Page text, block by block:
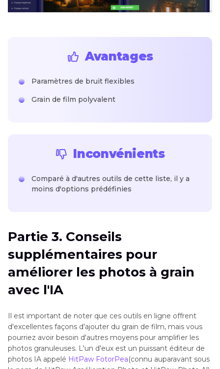
Avantages
Paramètres de bruit flexibles
Grain de film polyvalent
Inconvénients
Comparé à d'autres outils de cette liste, il y a
moins d'options prédéfinies
Partie 3. Conseils
supplémentaires pour
améliorer les photos à grain
avec l'IA
Il est important de noter que ces outils en ligne offrent
d'excellentes façons d'ajouter du grain de film, mais vous
pourriez avoir besoin d'autres moyens pour amplifier les
photos granuleuses. L'un d'eux est un puissant éditeur de
photos IA appelé HitPaw FotorPea(connu auparavant sous